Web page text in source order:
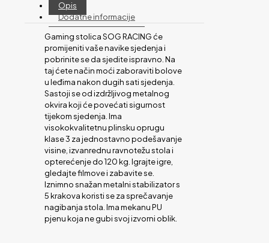
Opis
Dodatne informacije
Gaming stolica SOG RACING će
promijeniti vaše navike sjedenja i
pobrinite se da sjedite ispravno. Na
taj ćete način moći zaboraviti bolove
u leđima nakon dugih sati sjedenja.
Sastoji se od izdržljivog metalnog
okvira koji će povećati sigurnost
tijekom sjedenja. Ima
visokokvalitetnu plinsku oprugu
klase 3 za jednostavno podešavanje
visine, izvanrednu ravnotežu stola i
opterećenje do 120 kg. Igrajte igre,
gledajte filmove i zabavite se.
Iznimno snažan metalni stabilizator s
5 krakova koristi se za sprečavanje
nagibanja stola. Ima mekanu PU
pjenu koja ne gubi svoj izvorni oblik.